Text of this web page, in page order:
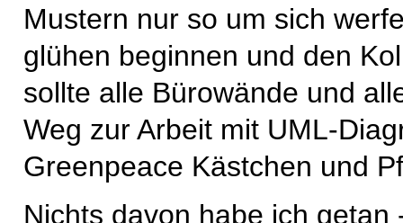
Mustern nur so um sich
glühen beginnen und den
sollte alle Bürowände und
Weg zur Arbeit mit UML-
Greenpeace Kästchen und
Nichts davon habe ich